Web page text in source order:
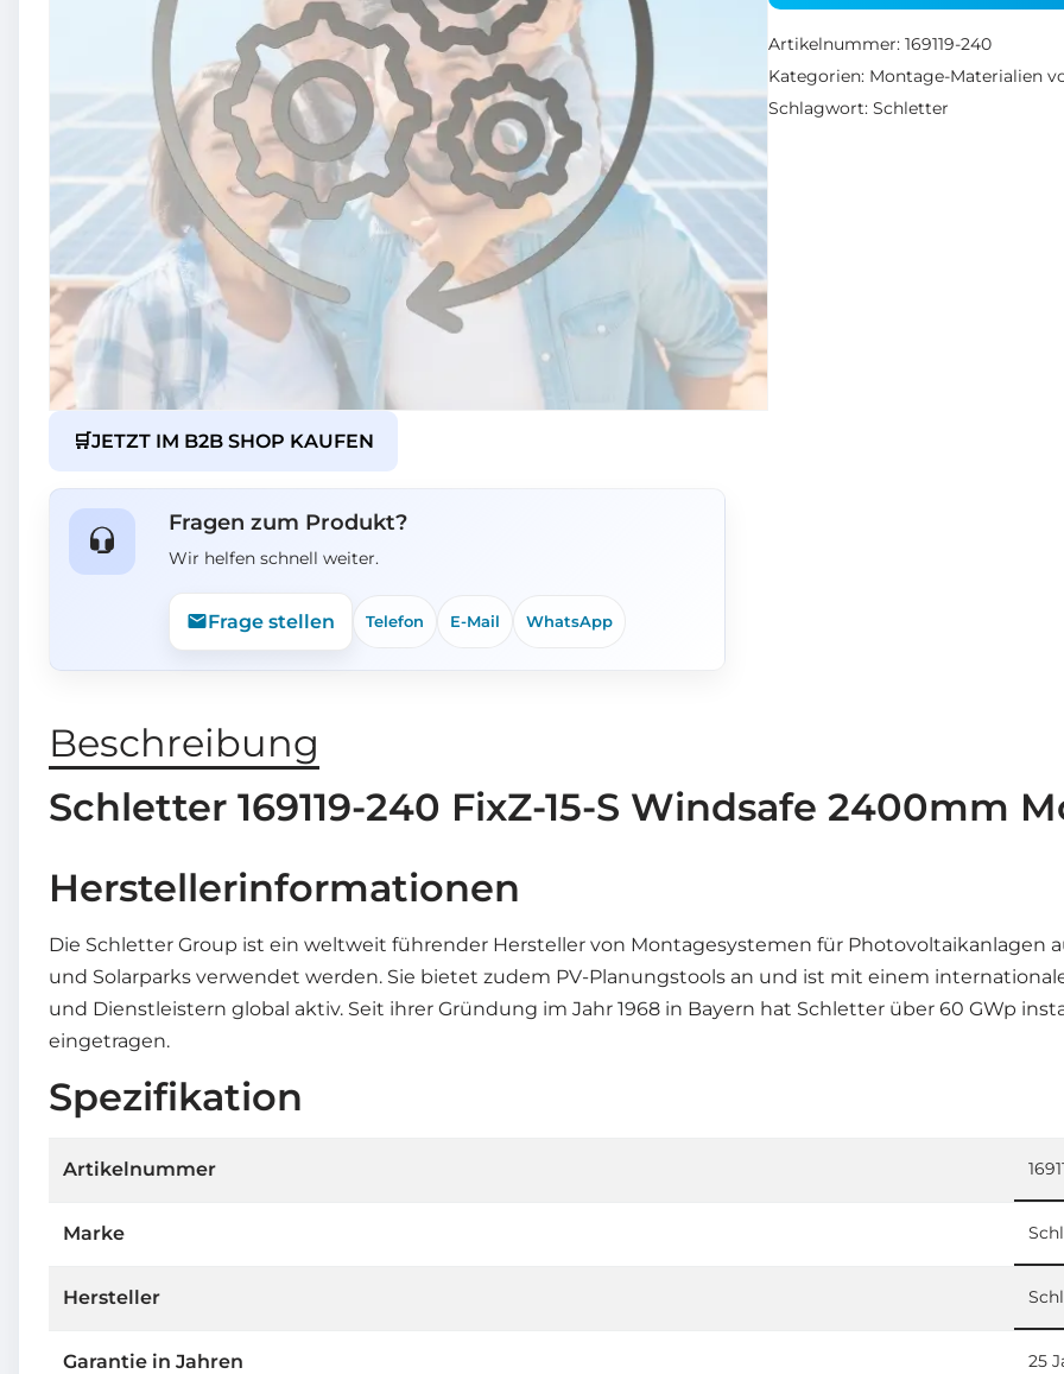
🛒JETZT IM B2B SHOP KAUFEN
Fragen zum Produkt?
Wir helfen schnell weiter.
Frage stellen Telefon E-Mail WhatsApp
Artikelnummer: 169119-240
Kategorien: Montage-Materialien
Schlagwort: Schletter
Beschreibung
Schletter 169119-240 FixZ-15-S Windsafe 2400mm
Herstellerinformationen
Die Schletter Group ist ein weltweit führender Hersteller von Montagesystemen für Photovoltaikanlagen
und Solarparks verwendet werden. Sie bietet zudem PV-Planungstools an und ist mit einem
und Dienstleistern global aktiv. Seit ihrer Gründung im Jahr 1968 in Bayern hat Schletter über 60 GWp
eingetragen.
Spezifikation
Artikelnummer
Marke
Hersteller
Garantie in Jahren 25